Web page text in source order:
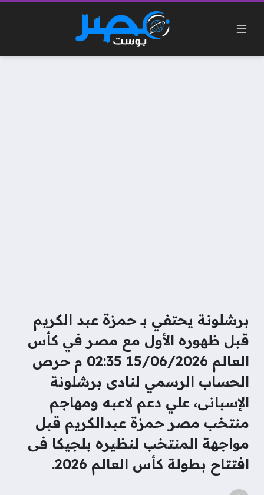
برشلونة يحتفي بـ حمزة عبد الكريم
قبل ظهوره الأول مع مصر في كأس
العالم 15/06/2026 02:35 م حرص
الحساب الرسمي لنادى برشلونة
الإسبانى، علي دعم لاعبه ومهاجم
منتخب مصر حمزة عبدالكريم قبل
مواجهة المنتخب لنظيره بلجيكا فى
افتتاح بطولة كأس العالم 2026.